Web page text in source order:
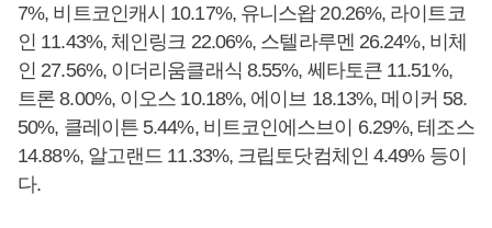
7%, 비트코인캐시 10.17%, 유니스왑 20.26%, 라이트코
인 11.43%, 체인링크 22.06%, 스텔라루멘 26.24%, 비체
인 27.56%, 이더리움클래식 8.55%, 쎄타토큰 11.51%,
트론 8.00%, 이오스 10.18%, 에이브 18.13%, 메이커 58.
50%, 클레이튼 5.44%, 비트코인에스브이 6.29%, 테조스
14.88%, 알고랜드 11.33%, 크립토닷컴체인 4.49% 등이
다.